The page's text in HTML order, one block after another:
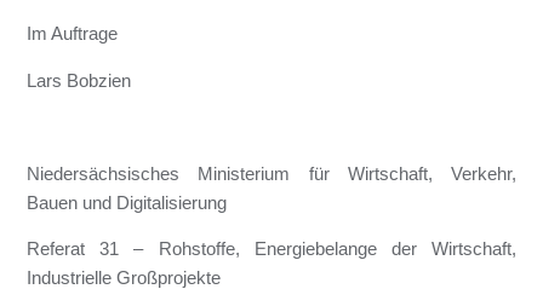
Im Auftrage
Lars Bobzien
Niedersächsisches Ministerium für Wirtschaft, Verkehr,
Bauen und Digitalisierung
Referat 31 – Rohstoffe, Energiebelange der Wirtschaft,
Industrielle Großprojekte